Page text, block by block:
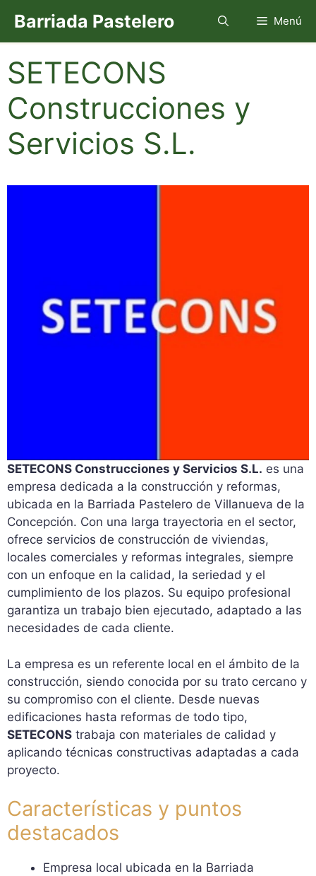
contenido
Barriada Pastelero Menú
SETECONS
Construcciones y
Servicios S.L.
SETECONS Construcciones y Servicios S.L. es una
empresa dedicada a la construcción y reformas,
ubicada en la Barriada Pastelero de Villanueva de la
Concepción. Con una larga trayectoria en el sector,
ofrece servicios de construcción de viviendas,
locales comerciales y reformas integrales, siempre
con un enfoque en la calidad, la seriedad y el
cumplimiento de los plazos. Su equipo profesional
garantiza un trabajo bien ejecutado, adaptado a las
necesidades de cada cliente.
La empresa es un referente local en el ámbito de la
construcción, siendo conocida por su trato cercano y
su compromiso con el cliente. Desde nuevas
edificaciones hasta reformas de todo tipo,
SETECONS trabaja con materiales de calidad y
aplicando técnicas constructivas adaptadas a cada
proyecto.
Características y puntos
destacados
Empresa local ubicada en la Barriada